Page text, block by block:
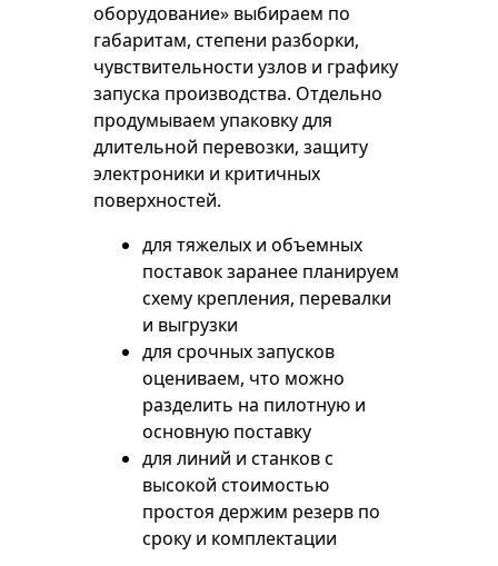
оборудование» выбираем по
габаритам, степени разборки,
чувствительности узлов и графику
запуска производства. Отдельно
продумываем упаковку для
длительной перевозки, защиту
электроники и критичных
поверхностей.
для тяжелых и объемных
поставок заранее планируем
схему крепления, перевалки
и выгрузки
для срочных запусков
оцениваем, что можно
разделить на пилотную и
основную поставку
для линий и станков с
высокой стоимостью
простоя держим резерв по
сроку и комплектации